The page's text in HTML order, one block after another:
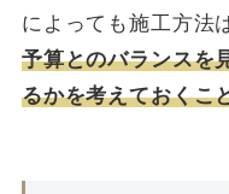
によっても施工方法
予算とのバランスを
るかを考えておくこ